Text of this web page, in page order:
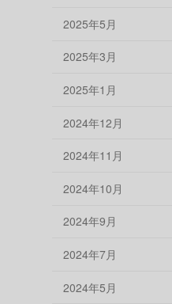
2025年5月
2025年3月
2025年1月
2024年12月
2024年11月
2024年10月
2024年9月
2024年7月
2024年5月